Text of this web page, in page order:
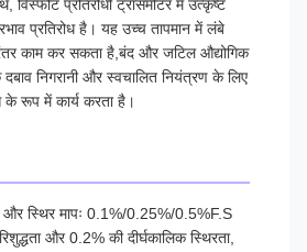
विस्फोट प्रतिरोधी ट्रांसमीटर में उत्कृष्ट
प्रतिरोध है। यह उच्च तापमान में लंबे
काम कर सकता है,बंद और जटिल औद्योगिक
दबाव निगरानी और स्वचालित नियंत्रण के लिए
के रूप में कार्य करता है।
और स्थिर मापः 0.1%/0.25%/0.5%F.S
और 0.2% की दीर्घकालिक स्थिरता,